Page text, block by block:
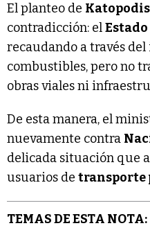
El planteo de Katopodis
contradicción: el
recaudando a través
combustibles, pero no
obras viales ni
De esta manera, el
nuevamente contra
delicada situación que
usuarios de transporte
TEMAS DE ESTA NOTA: